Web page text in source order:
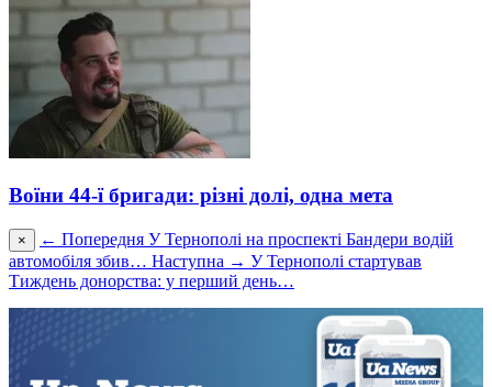
Воїни 44-ї бригади: різні долі, одна мета
× ← Попередня У Тернополі на проспекті Бандери водій
автомобіля збив… Наступна → У Тернополі стартував
Тиждень донорства: у перший день…